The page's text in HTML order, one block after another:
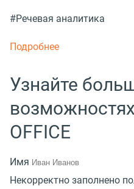
#Речевая аналитика
Подробнее
Узнайте
OFFICE
Имя
Некорректно заполнено